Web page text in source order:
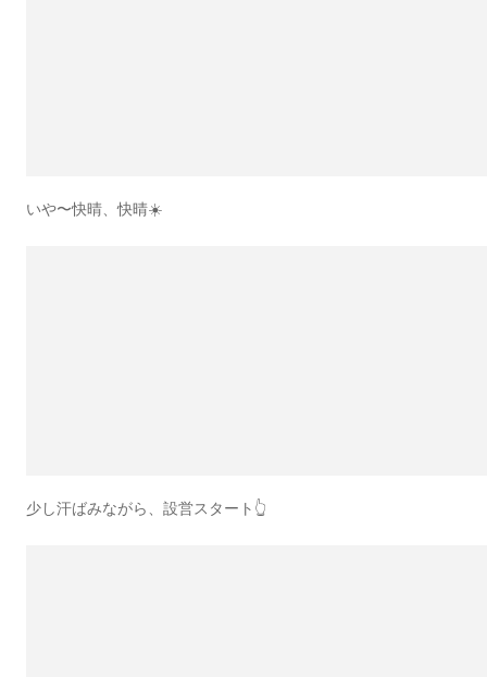
いや〜快晴、快晴☀️
少し汗ばみながら、設営スタート👆